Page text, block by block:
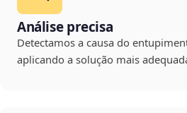
Análise precisa
Detectamos a causa do
aplicando a solução mais